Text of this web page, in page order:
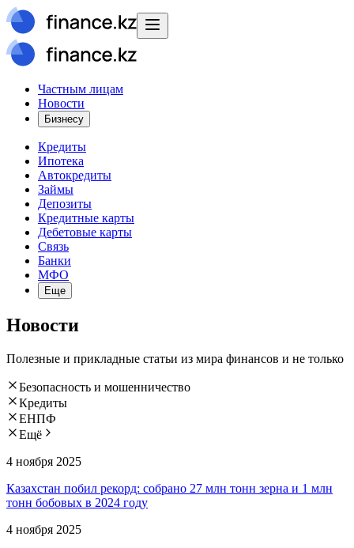
Частным лицам
Новости
Бизнесу
Кредиты
Ипотека
Автокредиты
Займы
Депозиты
Кредитные карты
Дебетовые карты
Связь
Банки
МФО
Еще
Новости
Полезные и прикладные статьи из мира финансов и не только
Безопасность и мошенничество
Кредиты
ЕНПФ
Ещё
4 ноября 2025
Казахстан побил рекорд: собрано 27 млн тонн зерна и 1 млн
тонн бобовых в 2024 году
4 ноября 2025